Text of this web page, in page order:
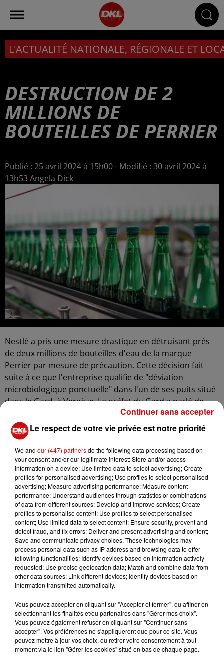
L'ACTUALITÉ NATIONALE, RÉGIONALE ET
DESTRUCTION DE 2
MILLIONS DE
BOUTEILLES DE PERRIER
Publié : 25 avril 2024 à 15h00 - Modifié : 30 avril 2024 à
13h53 Angela Dick
Nestlé a pris une mesure drastique en détruisant près
de deux millions de bouteilles d'eau de la marque
Perrier par mesure de précaution. Cette décision fait
suite à ce que l'entreprise qualifie de "déviation
microbiologique ponctuelle" dans l'un de ses puits situé
dans le Gard, à Vergèze. Le préfet du Gard a parlé de
"contamination d'origine fécale" à propos de cet
incident.
La contamination aurait eu lieu après les fortes pluies
survenues mi-mars lors de la tempête Monica, affectant
ainsi l'une des sources d'eau de Perrier. L'exploitation
du puits a été suspendue et ne reprendra que sous le
contrôle des autorités sanitaires. Cette situation
survient après une révélation antérieure concernant un
filtrage non réglementaire des eaux par le minéralier.
Cependant, selon la marque, les autres puits ne sont
pas affectés, et les consommateurs peuvent boire en
toute sécurité toutes les autres bouteilles disponibles
sur le marché.
LES AUTRES ACTUALITÉS
Le respect de votre vie privée est notre priorité
We and our (447) partnersdo the following data processing based on
your consent and/or our legitimate interest: Store and/or access
information on a device; Use limited data to select advertising; Create
profiles for personalised advertising; Use profiles to select personalised
advertising; Measure advertising performance; Measure content
performance; Understand audiences through statistics or combinations
of data from different sources; Develop and improve services; Create
profiles to personalise content; Use profiles to select personalised
content; Use limited data to select content; Ensure security, prevent and
detect fraud, and fix errors; Deliver and present advertising and content;
Save and communicate privacy choices. These technologies may
process personal data such as IP address and browsing data to offer
following functionalities: Identify devices based on information actively
requested; Use precise geolocation data; Match and combine data from
other data sources; Link different devices; Identify devices based on
information transmitted automatically.
Vous pouvez accepter en cliquant sur "Accepter et fermer", ou affiner en
sélectionnant les finalités et/ou partenaires dans "Gérer mes choix".
Vous pouvez également refuser en cliquant sur "Continuer sans
accepter". Vos préférences ne s'appliqueront que pour ce site. Vous
pouvez mettre à jour vos choix, ou retirer votre consentement à tout
moment via le lien "Gérer les cookies" situé en bas de chaque page.
Continuer sans accepter